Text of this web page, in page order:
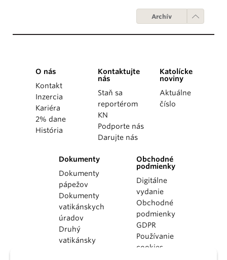
Archív
O nás
Kontakt
Inzercia
Kariéra
2% dane
História
Kontaktujte
nás
Staň sa
reportérom
KN
Podporte nás
Darujte nás
Katolícke
noviny
Aktuálne
číslo
Dokumenty
Dokumenty
pápežov
Dokumenty
vatikánskych
úradov
Druhý
vatikánsky
Obchodné
podmienky
Digitálne
vydanie
Obchodné
podmienky
GDPR
Používanie
cookies